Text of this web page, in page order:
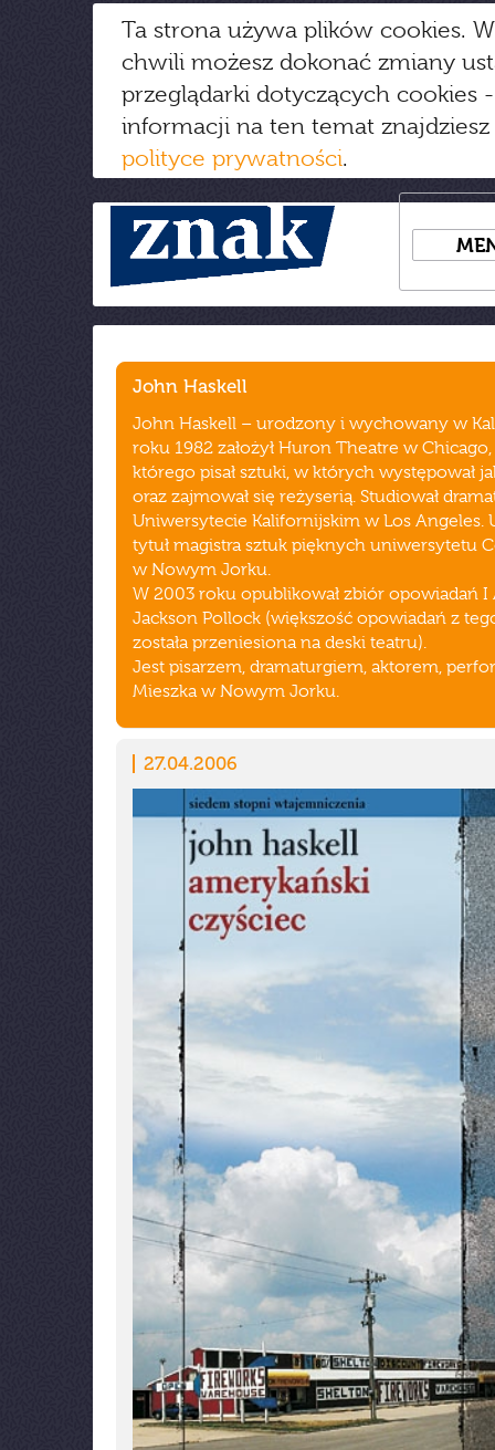
Ta strona używa plików cookies.
chwili możesz dokonać zmiany
przeglądarki dotyczących cookies
informacji na ten temat
polityce prywatności.
John Haskell
John Haskell – urodzony i wychowany w
roku 1982 założył Huron Theatre w Chicago,
którego pisał sztuki, w których występował
oraz zajmował się reżyserią. Studiował
Uniwersytecie Kalifornijskim w Los Angeles.
tytuł magistra sztuk pięknych uniwersytetu
w Nowym Jorku.
W 2003 roku opublikował zbiór opowiadań I
Jackson Pollock (większość opowiadań z
została przeniesiona na deski teatru).
Jest pisarzem, dramaturgiem, aktorem,
Mieszka w Nowym Jorku.
27.04.2006